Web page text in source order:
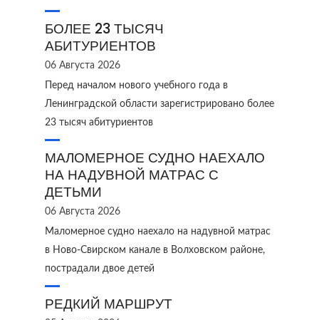
БОЛЕЕ 23 ТЫСЯЧ
АБИТУРИЕНТОВ
06 Августа 2026
Перед началом нового учебного года в
Ленинградской области зарегистрировано более
23 тысяч абитуриентов
МАЛОМЕРНОЕ СУДНО НАЕХАЛО
НА НАДУВНОЙ МАТРАС С
ДЕТЬМИ
06 Августа 2026
Маломерное судно наехало на надувной матрас
в Ново‑Свирском канале в Волховском районе,
пострадали двое детей
РЕДКИЙ МАРШРУТ